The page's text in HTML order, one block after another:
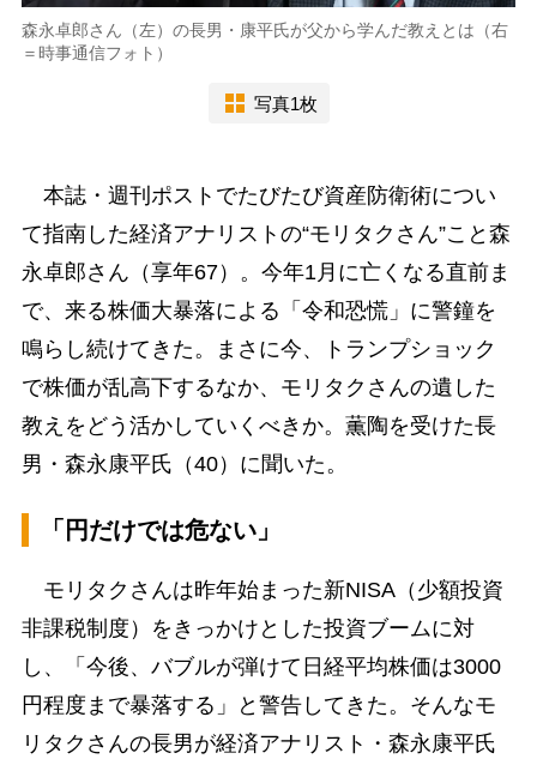
森永卓郎さん（左）の長男・康平氏が父から学んだ教えとは（右
＝時事通信フォト）
写真1枚
本誌・週刊ポストでたびたび資産防衛術につい
て指南した経済アナリストの“モリタクさん”こと森
永卓郎さん（享年67）。今年1月に亡くなる直前ま
で、来る株価大暴落による「令和恐慌」に警鐘を
鳴らし続けてきた。まさに今、トランプショック
で株価が乱高下するなか、モリタクさんの遺した
教えをどう活かしていくべきか。薫陶を受けた長
男・森永康平氏（40）に聞いた。
「円だけでは危ない」
モリタクさんは昨年始まった新NISA（少額投資
非課税制度）をきっかけとした投資ブームに対
し、「今後、バブルが弾けて日経平均株価は3000
円程度まで暴落する」と警告してきた。そんなモ
リタクさんの長男が経済アナリスト・森永康平氏